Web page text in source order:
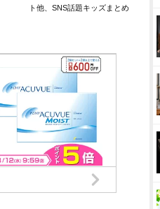
ト他、SNS話題キッズまとめ